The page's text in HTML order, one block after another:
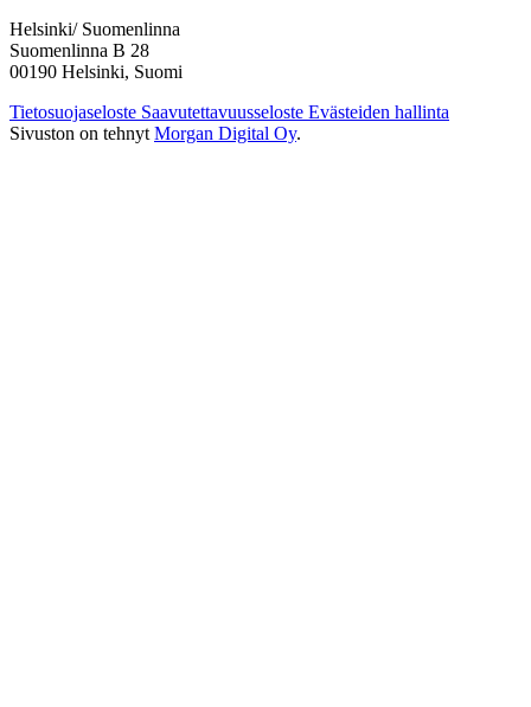
Helsinki/ Suomenlinna
Suomenlinna B 28
00190 Helsinki, Suomi
Tietosuojaseloste Saavutettavuusseloste Evästeiden hallinta
Sivuston on tehnyt Morgan Digital Oy.